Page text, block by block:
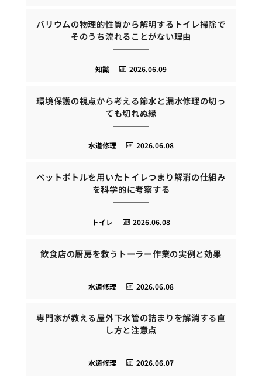
バリウムの物理的性質から解明するトイレ掃除で
そのうち流れることがない理由
2026.06.09
知識
環境保護の視点から考える節水と漏水修理の切っ
ても切れぬ縁
2026.06.08
水道修理
ペットボトルを用いたトイレつまり解消の仕組み
を科学的に考察する
2026.06.08
トイレ
飲食店の厨房を救うトーラー作業の実例と効果
2026.06.08
水道修理
専門家が教える屋外下水管の詰まりを解消する直
し方と注意点
2026.06.07
水道修理